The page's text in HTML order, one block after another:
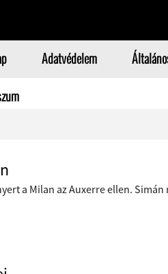
Adatvédelem
a Milan az Auxerre ellen. Simán